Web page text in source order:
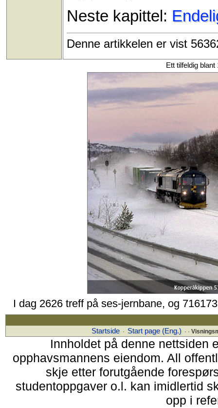
Neste kapittel:
Denne artikkelen er vist
Ett tilfeldig
I dag 2626 treff på ses-jernbane, og
Startside · Start page (Eng.) · ·
Innholdet på denne nettsiden
opphavsmannens eiendom. All
skje etter forutgående
studentoppgaver o.l. kan imidlertid
opp i